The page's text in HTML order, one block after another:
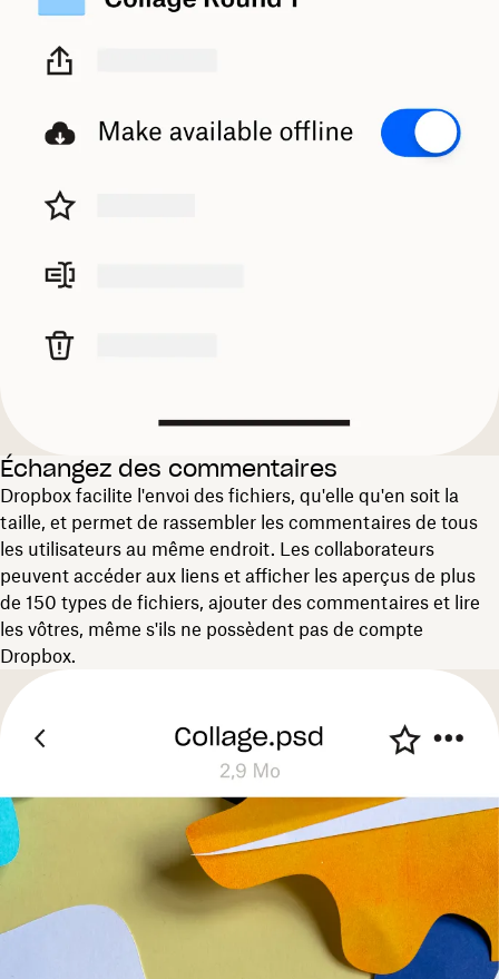
Échangez des commentaires
Dropbox facilite l'envoi des fichiers, qu'elle qu'en soit la
taille, et permet de rassembler les commentaires de tous
les utilisateurs au même endroit. Les collaborateurs
peuvent accéder aux liens et afficher les aperçus de plus
de 150 types de fichiers, ajouter des commentaires et lire
les vôtres, même s'ils ne possèdent pas de compte
Dropbox.